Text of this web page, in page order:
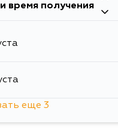
время получения
еще 3